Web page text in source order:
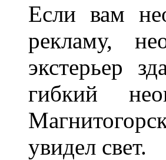
Если вам
рекламу,
экстерьер
гибкий
увидел свет.